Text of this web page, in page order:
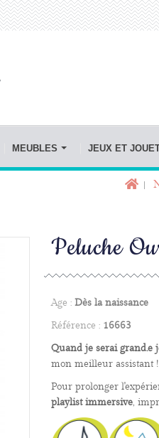
MEUBLES JEUX ET
Peluche
Age : Dès la naissance
Référence : 16663
Quand je serai grand.e
mon meilleur assistant
Pour prolonger
playlist immersive,